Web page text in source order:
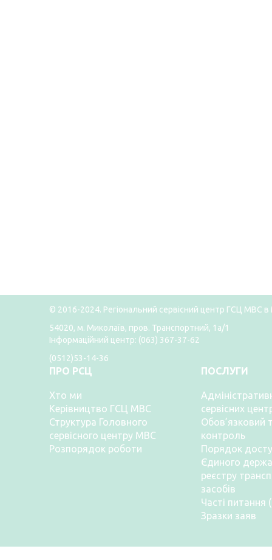
© 2016-2024. Регіональний сервісний центр ГСЦ МВС в
54020, м. Миколаїв, пров. Транспортний, 1а/1
Інформаційний центр: (063) 367-37-62
(0512)53-14-36
ПРО РСЦ
Хто ми
Керівництво ГСЦ МВС
Структура Головного
сервісного центру МВС
Розпорядок роботи
ПОСЛУГИ
сервісних
Обов’язковий
контроль
Порядок
Єдиного
реєстру
засобів
Часті питання
Зразки заяв